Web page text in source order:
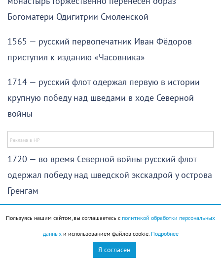
Богоматери Одигитрии Смоленской
1565 — русский первопечатник Иван Фёдоров
приступил к изданию «Часовника»
1714 — русский флот одержал первую в истории
крупную победу над шведами в ходе Северной
войны
1720 — во время Северной войны русский флот
одержал победу над шведской экскадрой у острова
Гренгам
1803 — началась первая русская кругосветная
экспедиция
1870 — Фёдор Тютчев написал свое знаменитое
Пользуясь нашим сайтом, вы соглашаетесь с политикой обработки персональных
данныхи использованием файлов cookie. Подробнее
Я согласен